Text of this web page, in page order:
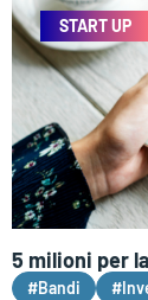
START UP
5 milioni per
#Bandi